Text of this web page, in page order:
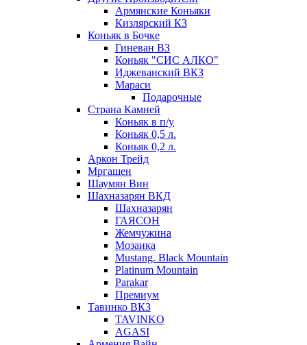
Армянские Коньяки
Кизлярский КЗ
Коньяк в Бочке
Гиневан ВЗ
Коньяк "СИС АЛКО"
Иджеванский ВКЗ
Мараси
Подарочные
Страна Камней
Коньяк в п/у
Коньяк 0,5 л.
Коньяк 0,2 л.
Аркон Трейд
Мргашен
Шаумян Вин
Шахназарян ВКД
Шахназарян
ГАЯСОН
Жемчужина
Мозаика
Mustang. Black Mountain
Platinum Mountain
Parakar
Премиум
Тавинко ВКЗ
TAVINKO
AGASI